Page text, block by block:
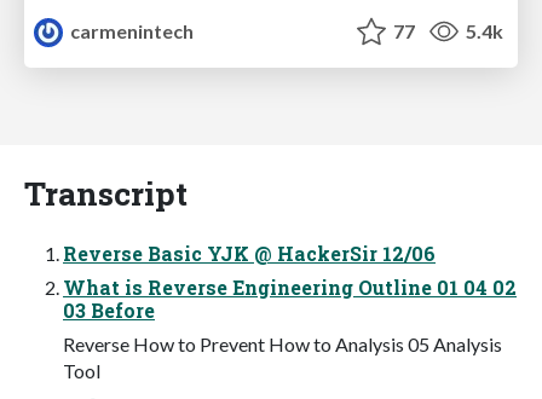
carmenintech
77 5.4k
Transcript
Reverse Basic YJK @ HackerSir 12/06
What is Reverse Engineering Outline 01 04 02
03 Before
Reverse How to Prevent How to Analysis 05 Analysis
Tool